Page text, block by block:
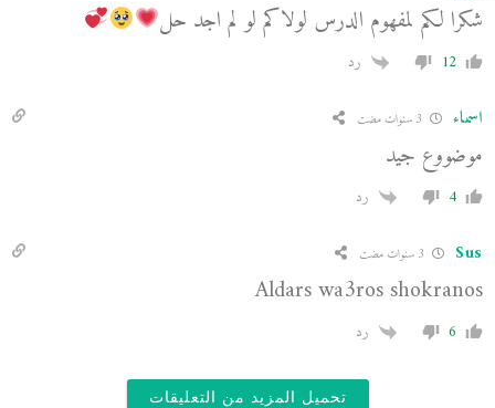
شكرا لكم لمفهوم الدرس لولاكم لو لم اجد حل
12 رد
اسماء
موضووع جيد
4 رد
Sus
Aldars wa3ros shokranos
6 رد
تحميل المزيد من التعليقات